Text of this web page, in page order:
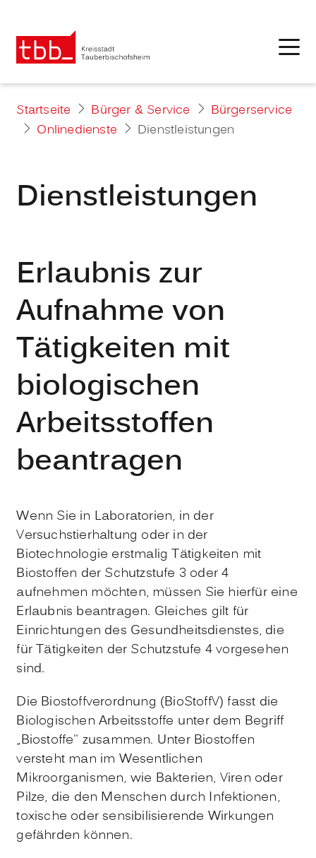
Startseite Bürger & Service
Bürgerservice
Onlinedienste
Dienstleistungen
Dienstleistungen
Erlaubnis zur
Aufnahme von
Tätigkeiten mit
biologischen
Arbeitsstoffen
beantragen
Wenn Sie in Laboratorien, in der
Versuchstierhaltung oder in der
Biotechnologie erstmalig Tätigkeiten mit
Biostoffen der Schutzstufe 3 oder 4
aufnehmen möchten, müssen Sie hierfür eine
Erlaubnis beantragen. Gleiches gilt für
Einrichtungen des Gesundheitsdienstes, die
für Tätigkeiten der Schutzstufe 4 vorgesehen
sind.
Die Biostoffverordnung (BioStoffV) fasst die
Biologischen Arbeitsstoffe unter dem Begriff
„Biostoffe" zusammen. Unter Biostoffen
versteht man im Wesentlichen
Mikroorganismen, wie Bakterien, Viren oder
Pilze, die den Menschen durch Infektionen,
toxische oder sensibilisierende Wirkungen
gefährden können.